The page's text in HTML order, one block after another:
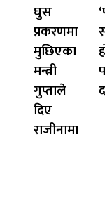
घुस
प्रकरणमा
मुछिएका
मन्त्री
गुप्ताले
दिए
राजीनामा